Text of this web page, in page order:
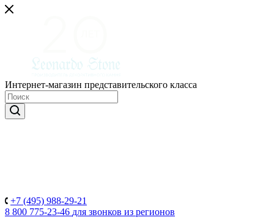
Интернет-магазин представительского класса
+7 (495) 988-29-21
8 800 775-23-46 для звонков из регионов